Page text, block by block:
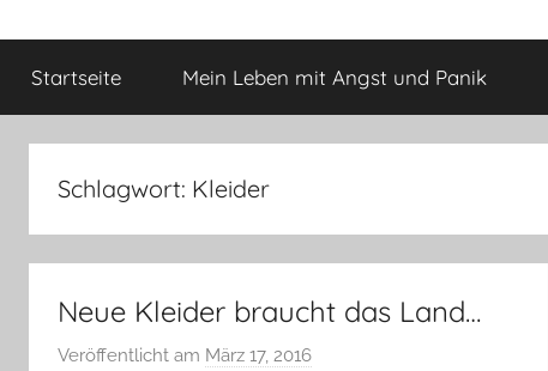
Yvis
Lifestyle
kleine
Lifestyle
Rezensionen,
Produkttests
und
mehr
Startseite Mein Leben mit Angst und Panik
Schlagwort: Kleider
Neue Kleider braucht das Land…
Veröffentlicht am März 17, 2016